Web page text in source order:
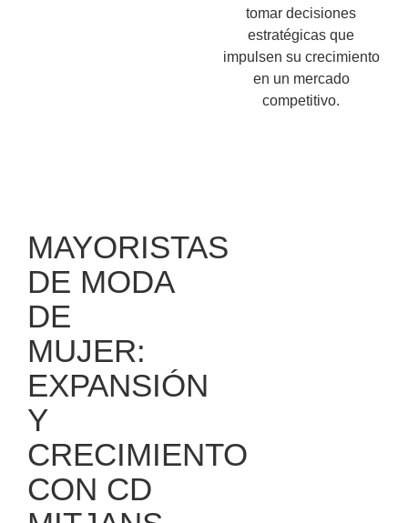
tomar decisiones
estratégicas que
impulsen su crecimiento
en un mercado
competitivo.
MAYORISTAS
DE MODA
DE
MUJER:
EXPANSIÓN
Y
CRECIMIENTO
CON CD